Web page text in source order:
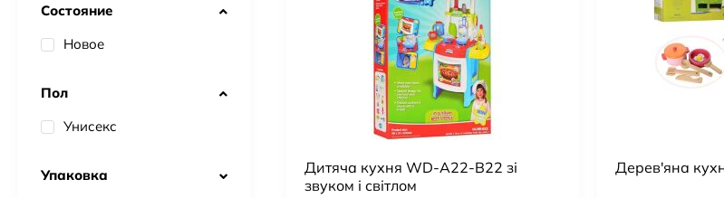
Дитяча кухня WD-A22-B22 зі
звуком і світлом
Дерев'яна
Состояние
Новое
Пол
Унисекс
Упаковка